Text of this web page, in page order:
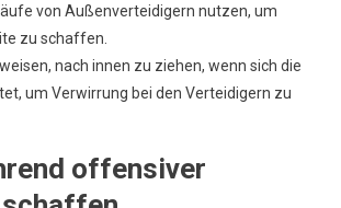
von Außenverteidigern nutzen, um
zu schaffen.
nach innen zu ziehen, wenn sich die
um Verwirrung bei den Verteidigern zu
offensiver